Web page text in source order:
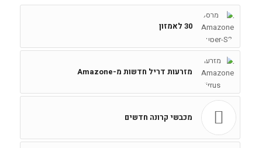
30 לאמזון
מזרעות דריל חדשות מ-Amazone
מכבשי קרונה חדשים